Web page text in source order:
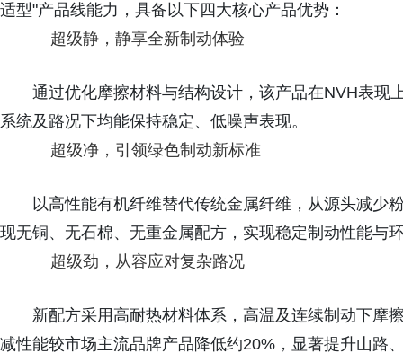
适型"产品线能力，具备以下四大核心产品优势：
超级静，静享全新制动体验
通过优化摩擦材料与结构设计，该产品在NVH表现
系统及路况下均能保持稳定、低噪声表现。
超级净，引领绿色制动新标准
以高性能有机纤维替代传统金属纤维，从源头减少
现无铜、无石棉、无重金属配方，实现稳定制动性能与
超级劲，从容应对复杂路况
新配方采用高耐热材料体系，高温及连续制动下摩
减性能较市场主流品牌产品降低约20%，显著提升山路